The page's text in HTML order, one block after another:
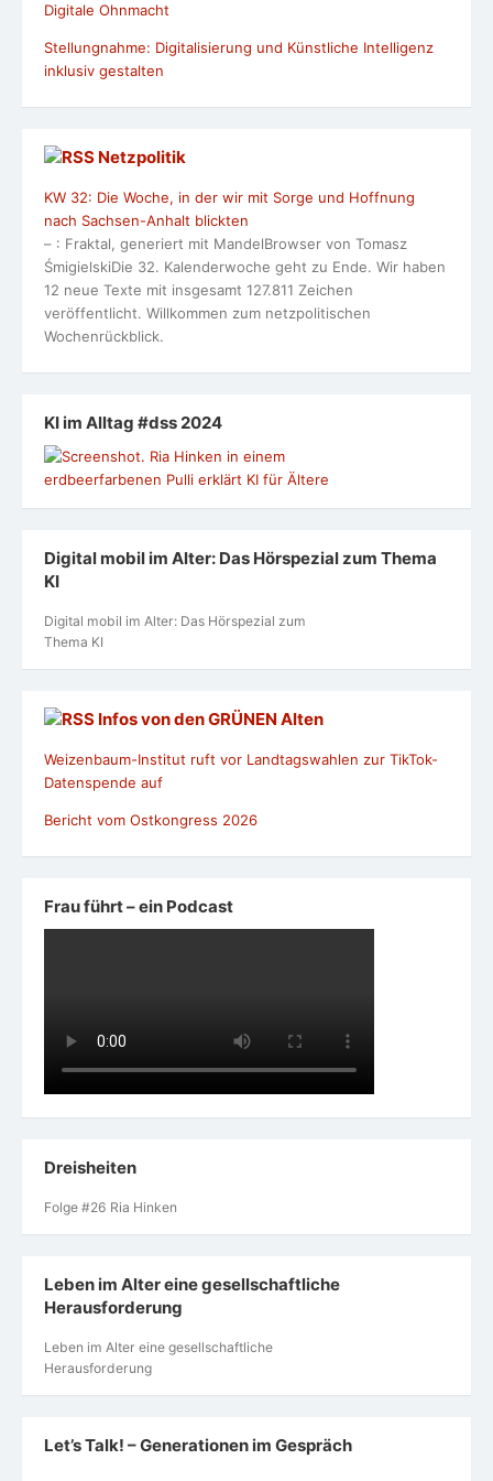
Digitale Ohnmacht
Stellungnahme: Digitalisierung und Künstliche Intelligenz
inklusiv gestalten
Netzpolitik
KW 32: Die Woche, in der wir mit Sorge und Hoffnung
nach Sachsen-Anhalt blickten
– : Fraktal, generiert mit MandelBrowser von Tomasz
ŚmigielskiDie 32. Kalenderwoche geht zu Ende. Wir haben
12 neue Texte mit insgesamt 127.811 Zeichen
veröffentlicht. Willkommen zum netzpolitischen
Wochenrückblick.
KI im Alltag #dss 2024
Digital mobil im Alter: Das Hörspezial zum Thema
KI
Digital mobil im Alter: Das Hörspezial zum
Thema KI
Infos von den GRÜNEN Alten
Weizenbaum-Institut ruft vor Landtagswahlen zur TikTok-
Datenspende auf
Bericht vom Ostkongress 2026
Frau führt – ein Podcast
Dreisheiten
Folge #26 Ria Hinken
Leben im Alter eine gesellschaftliche
Herausforderung
Leben im Alter eine gesellschaftliche
Herausforderung
Let’s Talk! – Generationen im Gespräch